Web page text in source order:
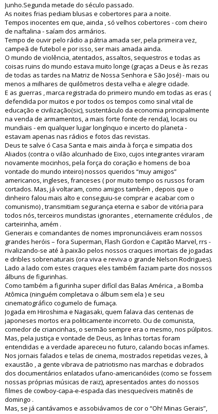
Junho.Segunda metade do século passado.
As noites frias pediam blusas e cobertores para a noite.
Tempos inocentes em que, ainda , só velhos cobertores - com cheiro
de naftalina - saíam dos armários.
Tempo de ouvir pelo rádio a pátria amada ser, pela primeira vez,
campeã de futebol e por isso, ser mais amada ainda.
O mundo de violência, atentados, assaltos, sequestros e todas as
coisas ruins do mundo estava muito longe (graças a Deus e às rezas
de todas as tardes na Matriz de Nossa Senhora e São José) - mais ou
menos a milhares de quilômetros desta velha e alegre cidade.
E as guerras , marca registrada do primeiro mundo em todas as eras (
defendida por muitos e por todos os tempos como sinal vital de
educação e civilização(sic), sustentáculo da economia principalmente
na venda de armamentos, a mais forte fonte de renda), locais ou
mundiais - em qualquer lugar longínquo e incerto do planeta -
estavam apenas nas rádios e fotos das revistas.
Deus te salve ó Casa Santa e mais ainda à força e simpatia dos
Aliados (contra o vilão alcunhado de Eixo, cujos integrantes viraram
novamente mocinhos, pela força do coração e homens de boa
vontade do mundo inteiro) nossos queridos “muy amigos”
americanos, ingleses, franceses ( por muito tempo os russos foram
cortados. Mas, já voltaram, como amigos também , depois que o
dinheiro falou mais alto e conseguiu-se comprar e acabar com o
comunismo) , transmitiam segurança eterna e sabor de vitória para
todos nós, terceiros mundistas ignorantes , eternamente crédulos , de
carteirinha, amém .
Generais e comandantes de nomes impronunciáveis eram nossos
grandes heróis – fora Superman, Flash Gordon e Capitão Marvel, rrs -
rivalizando-se até à paixão pelos nossos craques imortais de jogadas
e dribles sobrenaturais (ora viva e reviva o grande Nelson Rodrigues).
Lado a lado com estes craques eles também faziam parte dos nossos
álbuns de figurinhas.
Como também a figurinha super difícil das Balas América , a Bomba
Atômica (ninguém completava o álbum sem ela ) e seu
cinematográfico cogumelo de fumaça.
Jogada em Hiroshima e Nagasaki, quem falava das centenas de
japoneses mortos era politicamente incorreto. Ou de comunista,
comedor de criancinhas, o sermão sempre era o mesmo, nos púlpitos.
Mas, pela justiça e vontade de Deus, as linhas tortas foram
entendidas e a verdade apareceu no futuro, calando bocas infames.
Nos jornais falados e telas de cinema, mostrados repetidas vezes, à
exaustão , a gente vibrava de patriotismo nas marchas e dobrados
dos documentários enlatados ufano-americanóides (como se fossem
nossas próprias músicas de raiz), apresentados antes do nossos
filmes de cowboy-capa-e-espada das inesquecíveis matinês de
domingo .
Mas, se já cantávamos e assobiávamos de cor o “Oh! Minas Gerais”,